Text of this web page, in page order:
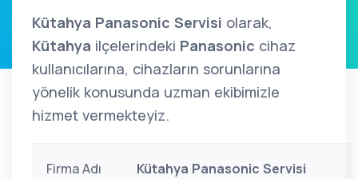
Kütahya Panasonic Servisi olarak,
Kütahya ilçelerindeki Panasonic cihaz
kullanıcılarına, cihazların sorunlarına
yönelik konusunda uzman ekibimizle
hizmet vermekteyiz.
Firma Adı Kütahya Panasonic Servisi